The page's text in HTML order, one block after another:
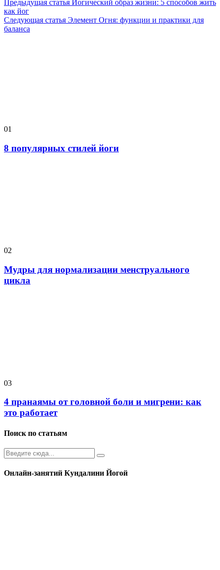
Предыдущая статья Йогический образ жизни: 5 способов жить
как йог
Следующая статья Элемент Огня: функции и практики для
баланса
01
8 популярных стилей йоги
02
Мудры для нормализации менструального
цикла
03
4 пранаямы от головной боли и мигрени: как
это работает
Поиск по статьям
Онлайн-занятий Кундалини Йогой